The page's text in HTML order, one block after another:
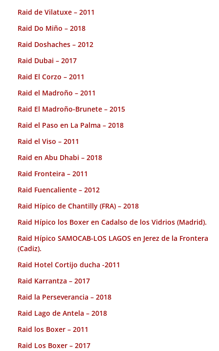
Raid de Vilatuxe – 2011
Raid Do Miño – 2018
Raid Doshaches – 2012
Raid Dubai – 2017
Raid El Corzo – 2011
Raid el Madroño – 2011
Raid El Madroño-Brunete – 2015
Raid el Paso en La Palma – 2018
Raid el Viso – 2011
Raid en Abu Dhabi – 2018
Raid Fronteira – 2011
Raid Fuencaliente – 2012
Raid Hípico de Chantilly (FRA) – 2018
Raid Hípico los Boxer en Cadalso de los Vidrios (Madrid).
Raid Hípico SAMOCAB-LOS LAGOS en Jerez de la Frontera
(Cadiz).
Raid Hotel Cortijo ducha -2011
Raid Karrantza – 2017
Raid la Perseverancia – 2018
Raid Lago de Antela – 2018
Raid los Boxer – 2011
Raid Los Boxer – 2017